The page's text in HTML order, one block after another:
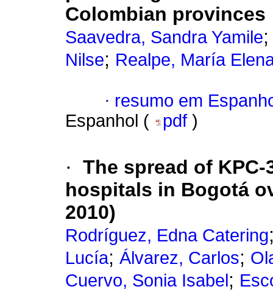
Colombian provinces
Saavedra, Sandra Yamile
Nilse; Realpe, María
· resumo em
Espanhol (
pdf )
· The spread of
hospitals in Bogotá
2010)
Rodríguez, Edna Catering
Lucía; Álvarez, Carlos;
Cuervo, Sonia Isabel ;